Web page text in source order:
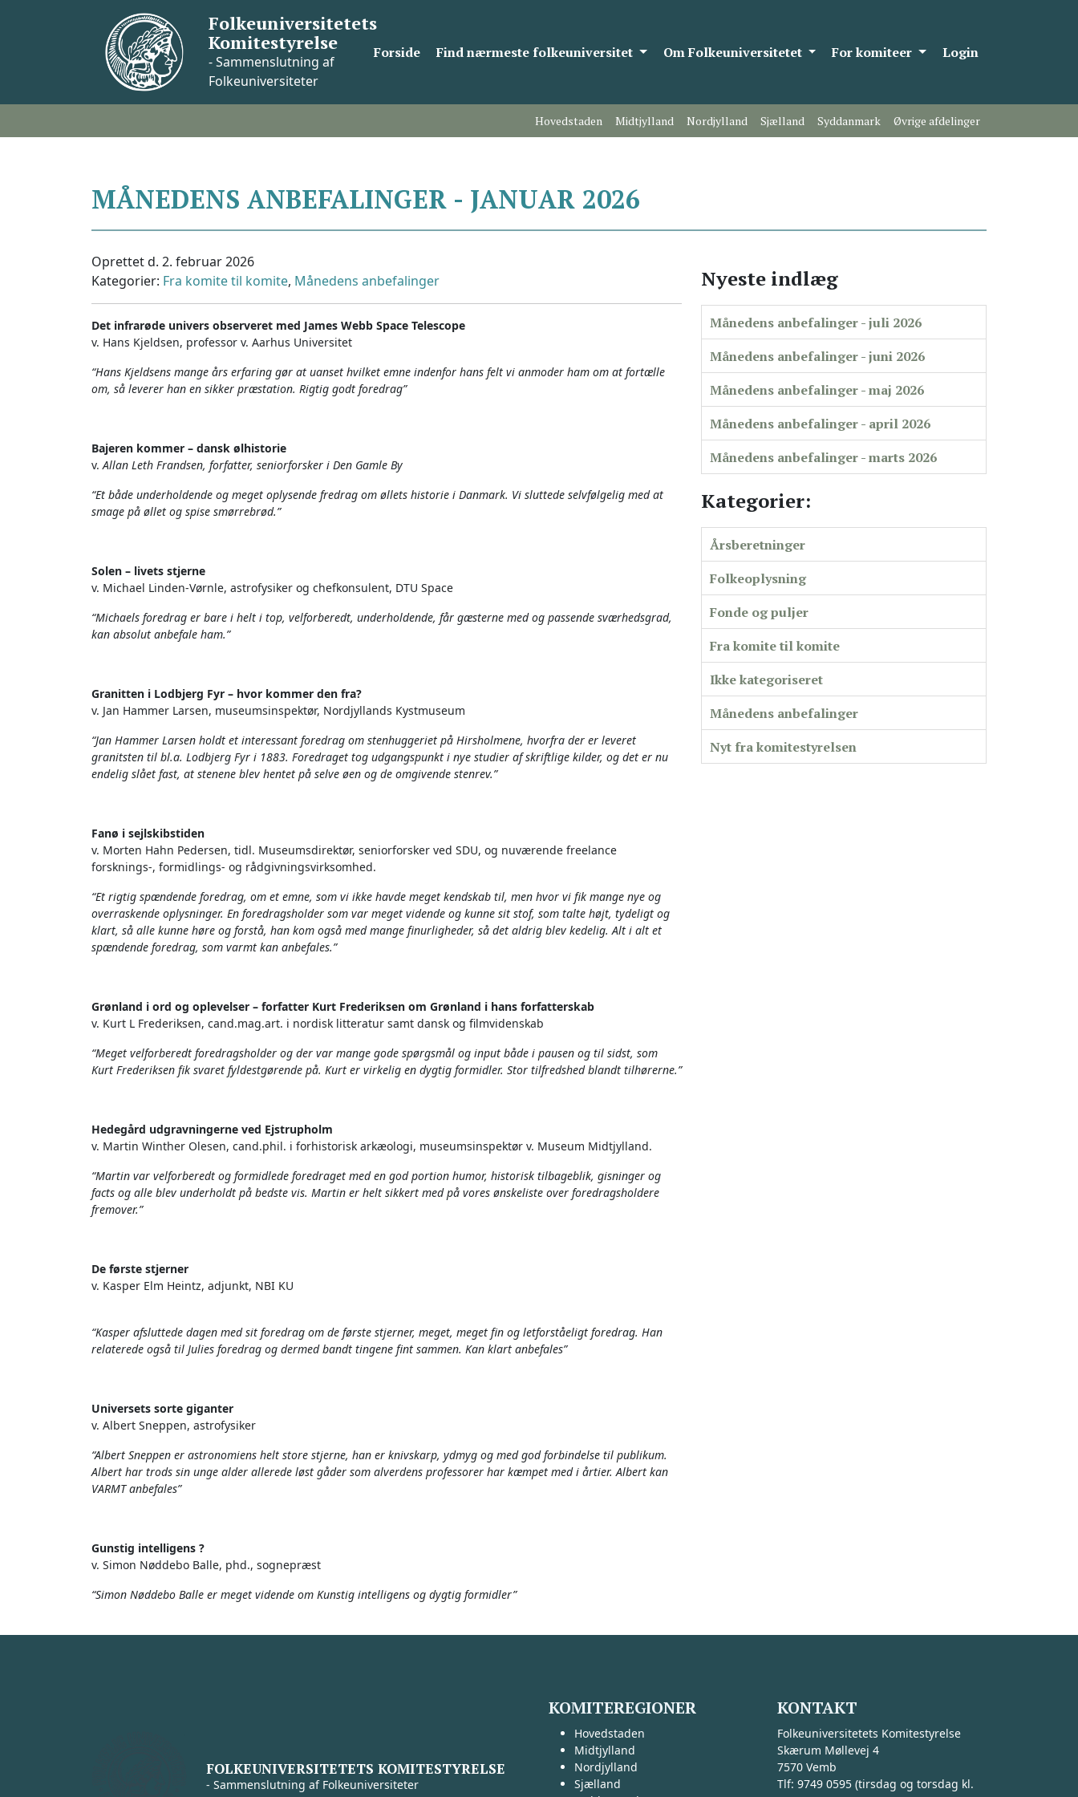
Folkeuniversitetets
Komitestyrelse
- Sammenslutning af
Folkeuniversiteter
Forside Find nærmeste folkeuniversitet Om Folkeuniversitetet For komiteer Login
Hovedstaden Midtjylland Nordjylland Sjælland Syddanmark Øvrige afdelinger
MÅNEDENS ANBEFALINGER - JANUAR 2026
Oprettet d. 2. februar 2026
Kategorier: Fra komite til komite, Månedens anbefalinger
Det infrarøde univers observeret med James Webb Space Telescope
v. Hans Kjeldsen, professor v. Aarhus Universitet
“Hans Kjeldsens mange års erfaring gør at uanset hvilket emne indenfor hans felt vi anmoder ham om at fortælle
om, så leverer han en sikker præstation. Rigtig godt foredrag”
Bajeren kommer – dansk ølhistorie
v. Allan Leth Frandsen, forfatter, seniorforsker i Den Gamle By
“Et både underholdende og meget oplysende fredrag om øllets historie i Danmark. Vi sluttede selvfølgelig med at
smage på øllet og spise smørrebrød.”
Solen – livets stjerne
v. Michael Linden-Vørnle, astrofysiker og chefkonsulent, DTU Space
“Michaels foredrag er bare i helt i top, velforberedt, underholdende, får gæsterne med og passende sværhedsgrad,
kan absolut anbefale ham.”
Granitten i Lodbjerg Fyr – hvor kommer den fra?
v. Jan Hammer Larsen, museumsinspektør, Nordjyllands Kystmuseum
“Jan Hammer Larsen holdt et interessant foredrag om stenhuggeriet på Hirsholmene, hvorfra der er leveret
granitsten til bl.a. Lodbjerg Fyr i 1883. Foredraget tog udgangspunkt i nye studier af skriftlige kilder, og det er nu
endelig slået fast, at stenene blev hentet på selve øen og de omgivende stenrev.”
Fanø i sejlskibstiden
v. Morten Hahn Pedersen, tidl. Museumsdirektør, seniorforsker ved SDU, og nuværende freelance
forsknings-, formidlings- og rådgivningsvirksomhed.
“Et rigtig spændende foredrag, om et emne, som vi ikke havde meget kendskab til, men hvor vi fik mange nye og
overraskende oplysninger. En foredragsholder som var meget vidende og kunne sit stof, som talte højt, tydeligt og
klart, så alle kunne høre og forstå, han kom også med mange finurligheder, så det aldrig blev kedelig. Alt i alt et
spændende foredrag, som varmt kan anbefales.”
Grønland i ord og oplevelser – forfatter Kurt Frederiksen om Grønland i hans forfatterskab
v. Kurt L Frederiksen, cand.mag.art. i nordisk litteratur samt dansk og filmvidenskab
“Meget velforberedt foredragsholder og der var mange gode spørgsmål og input både i pausen og til sidst, som
Kurt Frederiksen fik svaret fyldestgørende på. Kurt er virkelig en dygtig formidler. Stor tilfredshed blandt tilhørerne.”
Hedegård udgravningerne ved Ejstrupholm
v. Martin Winther Olesen, cand.phil. i forhistorisk arkæologi, museumsinspektør v. Museum Midtjylland.
“Martin var velforberedt og formidlede foredraget med en god portion humor, historisk tilbageblik, gisninger og
facts og alle blev underholdt på bedste vis. Martin er helt sikkert med på vores ønskeliste over foredragsholdere
fremover.”
De første stjerner
v. Kasper Elm Heintz, adjunkt, NBI KU
“Kasper afsluttede dagen med sit foredrag om de første stjerner, meget, meget fin og letforståeligt foredrag. Han
relaterede også til Julies foredrag og dermed bandt tingene fint sammen. Kan klart anbefales”
Universets sorte giganter
v. Albert Sneppen, astrofysiker
“Albert Sneppen er astronomiens helt store stjerne, han er knivskarp, ydmyg og med god forbindelse til publikum.
Albert har trods sin unge alder allerede løst gåder som alverdens professorer har kæmpet med i årtier. Albert kan
VARMT anbefales”
Gunstig intelligens ?
v. Simon Nøddebo Balle, phd., sognepræst
“Simon Nøddebo Balle er meget vidende om Kunstig intelligens og dygtig formidler”
Nyeste indlæg
Månedens anbefalinger - juli 2026
Månedens anbefalinger - juni 2026
Månedens anbefalinger - maj 2026
Månedens anbefalinger - april 2026
Månedens anbefalinger - marts 2026
Kategorier:
Årsberetninger
Folkeoplysning
Fonde og puljer
Fra komite til komite
Ikke kategoriseret
Månedens anbefalinger
Nyt fra komitestyrelsen
FOLKEUNIVERSITETETS KOMITESTYRELSE
- Sammenslutning af Folkeuniversiteter
KOMITEREGIONER
Hovedstaden
Midtjylland
Nordjylland
Sjælland
KONTAKT
Folkeuniversitetets Komitestyrelse
Skærum Møllevej 4
7570 Vemb
Tlf: 9749 0595 (tirsdag og torsdag kl.